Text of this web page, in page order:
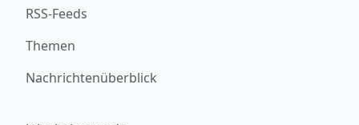
RSS-Feeds
Themen
Nachrichtenüberblick